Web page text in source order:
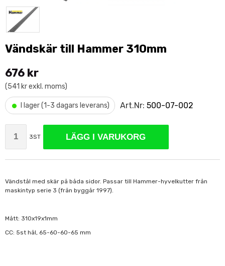
Vändskär till Hammer 310mm
676 kr
(541 kr exkl. moms)
• I lager (1-3 dagars leverans) Art.Nr: 500-07-002
3ST LÄGG I VARUKORG
Vändstål med skär på båda sidor. Passar till Hammer-hyvelkutter från
maskintyp serie 3 (från byggår 1997).
Mått: 310x19x1mm
CC: 5st hål, 65-60-60-65 mm